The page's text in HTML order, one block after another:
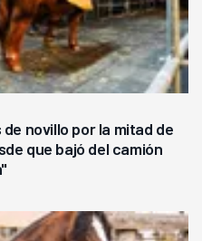
de novillo por la mitad de
que bajó del camión